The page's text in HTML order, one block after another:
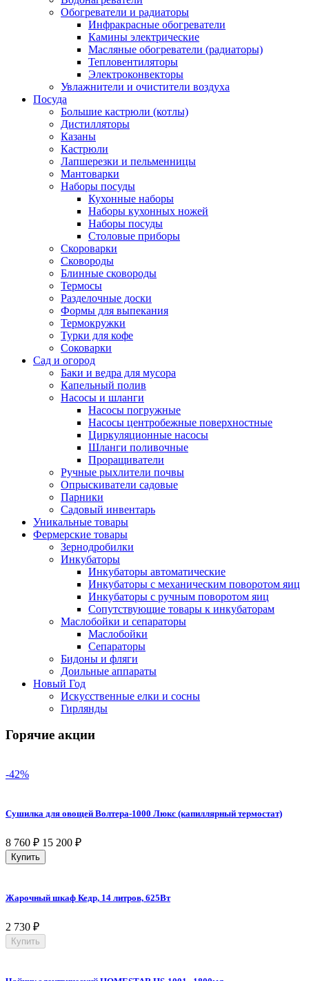
Обогреватели и радиаторы
Инфракрасные обогреватели
Камины электрические
Масляные обогреватели (радиаторы)
Тепловентиляторы
Электроконвекторы
Увлажнители и очистители воздуха
Посуда
Большие кастрюли (котлы)
Дистилляторы
Казаны
Кастрюли
Лапшерезки и пельменницы
Мантоварки
Наборы посуды
Кухонные наборы
Наборы кухонных ножей
Наборы посуды
Столовые приборы
Скороварки
Сковороды
Блинные сковороды
Термосы
Разделочные доски
Формы для выпекания
Термокружки
Турки для кофе
Соковарки
Сад и огород
Баки и ведра для мусора
Капельный полив
Насосы и шланги
Насосы погружные
Насосы центробежные поверхностные
Циркуляционные насосы
Шланги поливочные
Проращиватели
Ручные рыхлители почвы
Опрыскиватели садовые
Парники
Садовый инвентарь
Уникальные товары
Фермерские товары
Зернодробилки
Инкубаторы
Инкубаторы автоматические
Инкубаторы с механическим поворотом яиц
Инкубаторы с ручным поворотом яиц
Сопутствующие товары к инкубаторам
Маслобойки и сепараторы
Маслобойки
Сепараторы
Бидоны и фляги
Доильные аппараты
Новый Год
Искусственные елки и сосны
Гирлянды
Горячие акции
-42%
Сушилка для овощей Волтера-1000 Люкс (капиллярный термостат)
8 760 ₽ 15 200 ₽
Купить
Жарочный шкаф Кедр, 14 литров, 625Вт
2 730 ₽
Купить